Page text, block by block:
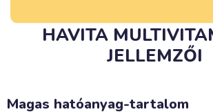
HAVITA
JELLEMZŐI
Magas hatóanyag-tartalom